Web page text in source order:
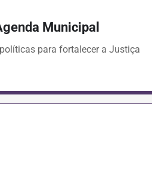
Municipal
para fortalecer a Justiça